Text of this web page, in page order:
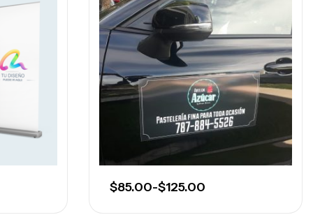
$85.00-$125.00